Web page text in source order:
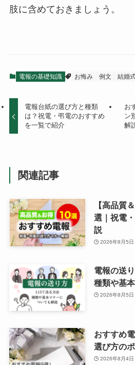
肢に含めておきましょう。
電報の基礎知識 お悔み 例文 結婚
電報台紙の選び方と種類
は？祝電・弔電のおすすめ
を一覧で紹介
お
ン
解
関連記事
【高品質
選｜祝電
説
2026年8月5日
電報の送
種類や基
2026年8月5日
おすすめ
選び方の
2026年8月4日